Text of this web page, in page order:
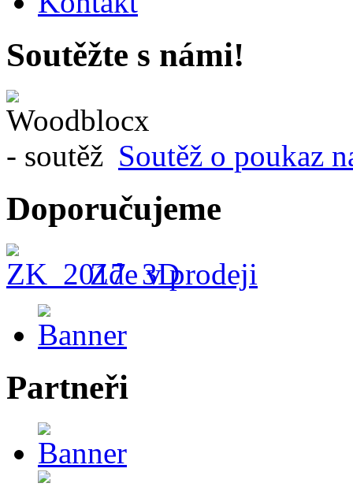
Soutěžte s námi!
Soutěž o poukaz
Doporučujeme
Zde v prodeji
Partneři